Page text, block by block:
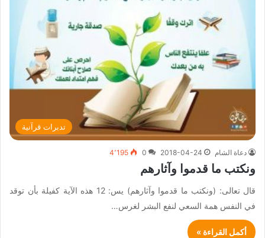
تدبرات قرآنية
دعاة الشام 2018-04-24
0 4٬195
ونكتب ما قدموا وآثارهم
قال تعالى: (ونكتب ما قدموا وآثارهم) يس: 12 هذه الآية كفيلة بأن توقد
في النفس همة السعي لنفع البشر لغرس…
أكمل القراءة »